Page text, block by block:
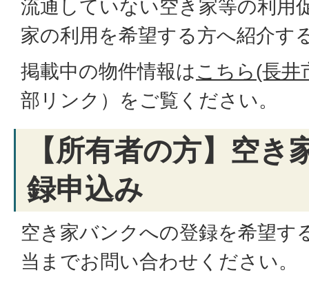
流通していない空き家等の利用
家の利用を希望する方へ紹介す
掲載中の物件情報はこちら(長井
部リンク） をご覧ください。
【所有者の方】空き
録申込み
空き家バンクへの登録を希望す
当までお問い合わせください。